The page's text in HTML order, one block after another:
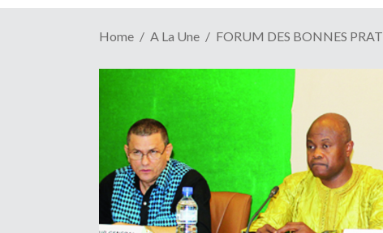
Home A La Une FORUM DES BONNES